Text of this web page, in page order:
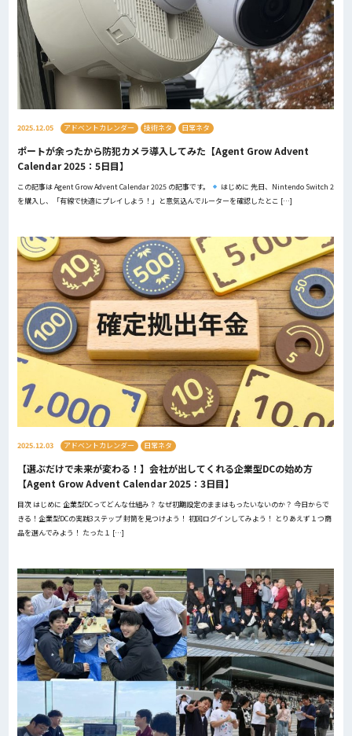
2025.12.05 アドベントカレンダー 技術ネタ 日常ネタ
ポートが余ったから防犯カメラ導入してみた【Agent Grow Advent
Calendar 2025：5日目】
この記事は Agent Grow Advent Calendar 2025 の記事です。
はじめに 先日、Nintendo Switch 2
を購入し、「有線で快適にプレイしよう！」と意気込んでルーターを確認したとこ […]
2025.12.03 アドベントカレンダー 日常ネタ
【選ぶだけで未来が変わる！】会社が出してくれる企業型DCの始め方
【Agent Grow Advent Calendar 2025：3日目】
目次 はじめに 企業型DCってどんな仕組み？ なぜ初期設定のままはもったいないのか？ 今日からで
きる！企業型DCの実践3ステップ 封筒を見つけよう！ 初回ログインしてみよう！ とりあえず１つ商
品を選んでみよう！ たった１ […]